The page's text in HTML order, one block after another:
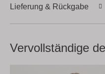
Lieferung & Rückgabe
Vervollständige